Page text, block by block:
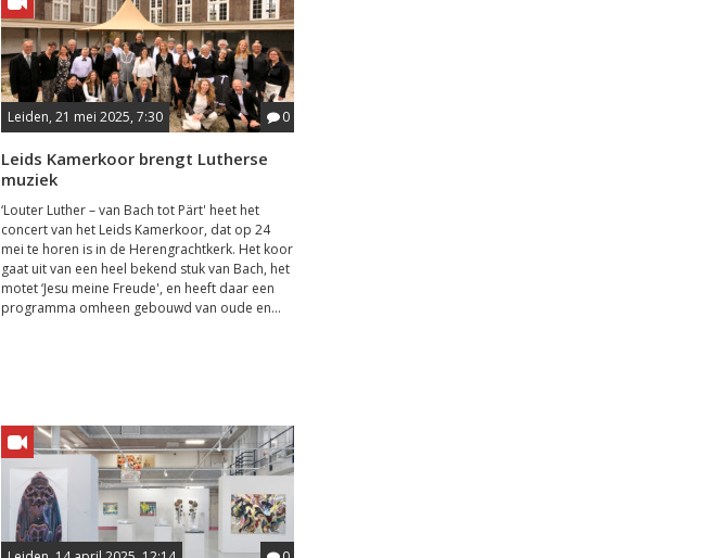
Leiden, 21 mei 2025, 7:30 0
Leids Kamerkoor brengt Lutherse
muziek
‘Louter Luther – van Bach tot Pärt' heet het
concert van het Leids Kamerkoor, dat op 24
mei te horen is in de Herengrachtkerk. Het koor
gaat uit van een heel bekend stuk van Bach, het
motet ‘Jesu meine Freude', en heeft daar een
programma omheen gebouwd van oude en...